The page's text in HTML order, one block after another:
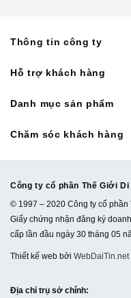
Thông tin công ty
Hỗ trợ khách hàng
Danh mục sản phẩm
Chăm sóc khách hàng
Công ty cổ phần Thế Giới
© 1997 – 2020 Công ty cổ
Giấy chứng nhận đăng ký
cấp lần đầu ngày 30 tháng 05
Thiết kế web bởi WebDaiTin.net
Địa chỉ trụ sở chính: